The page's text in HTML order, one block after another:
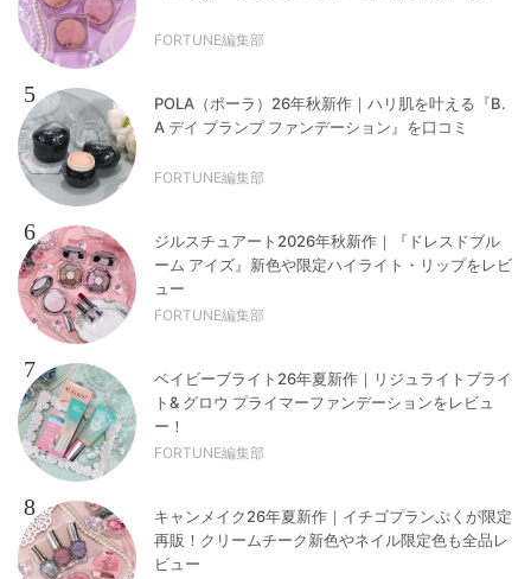
FORTUNE編集部
5
POLA（ポーラ）26年秋新作｜ハリ肌を叶える『B.
A デイ プランプ ファンデーション』を口コミ
FORTUNE編集部
6
ジルスチュアート2026年秋新作｜『ドレスドブル
ーム アイズ』新色や限定ハイライト・リップをレビ
ュー
FORTUNE編集部
7
ベイビーブライト26年夏新作｜リジュライトブライ
ト& グロウ プライマーファンデーションをレビュ
ー！
FORTUNE編集部
8
キャンメイク26年夏新作｜イチゴプランぷくが限定
再販！クリームチーク新色やネイル限定色も全品レ
ビュー